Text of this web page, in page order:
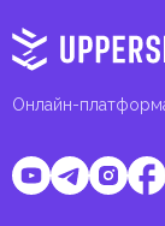
Онлайн-